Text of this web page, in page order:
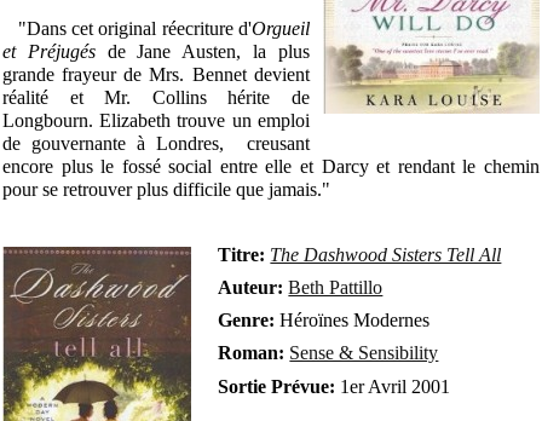
"Dans cet original réecriture d'Orgueil
et Préjugésde Jane Austen, la plus
grande frayeur de Mrs. Bennet devient
réalité et Mr. Collins hérite de
Longbourn. Elizabeth trouve un emploi
de gouvernante à Londres, creusant
encore plus le fossé social entre elle et Darcy et rendant le chemin
pour se retrouver plus difficile que jamais."
Titre: The Dashwood Sisters Tell All
Auteur:Beth Pattillo
Genre:Héroïnes Modernes
Roman: Sense & Sensibility
Sortie Prévue: 1er Avril 2001